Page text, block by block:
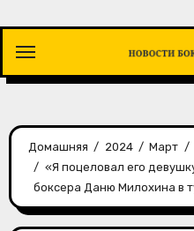
содержимому
Домашняя 2024 Март
«Я поцеловал его
боксера Даню Милохина в